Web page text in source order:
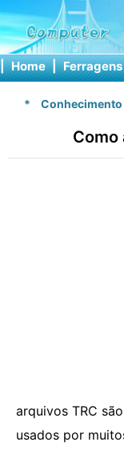
| Home | Ferragens
*
Como
arquivos TRC
usados ​​por